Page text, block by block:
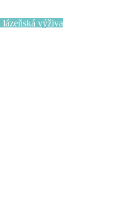
lázeňská výživa